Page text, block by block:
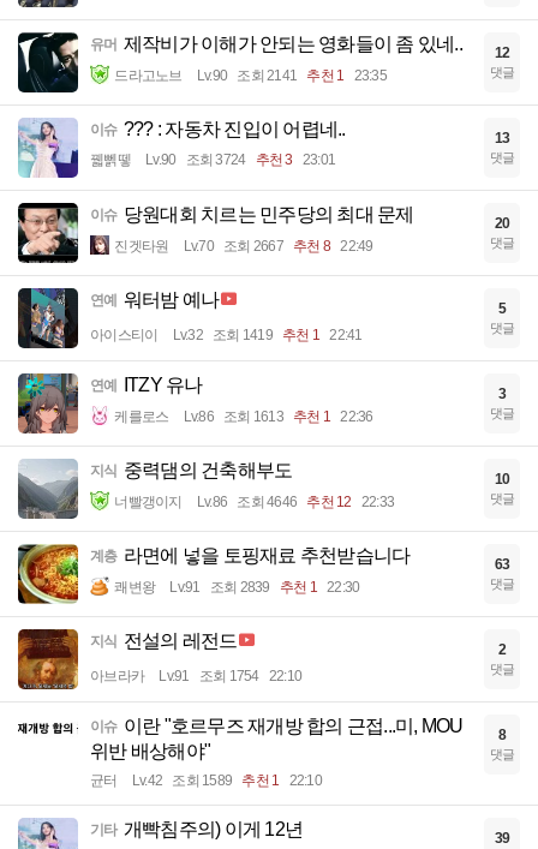
유머 제작비가 이해가 안되는 영화들이 좀 있네..
드라고노브 Lv.90 조회 2141 추천 1 23:35
12
댓글
이슈 ??? : 자동차 진입이 어렵네..
꿻뻵뗗 Lv.90 조회 3724 추천 3 23:01
13
댓글
이슈 당원대회 치르는 민주당의 최대 문제
진겟타원 Lv.70 조회 2667 추천 8 22:49
20
댓글
연예 워터밤 예나
아이스티이 Lv.32 조회 1419 추천 1 22:41
5
댓글
연예 ITZY 유나
케를로스 Lv.86 조회 1613 추천 1 22:36
3
댓글
지식 중력댐의 건축해부도
너빨갱이지 Lv.86 조회 4646 추천 12 22:33
10
댓글
계층 라면에 넣을 토핑재료 추천받습니다
쾌변왕 Lv.91 조회 2839 추천 1 22:30
63
댓글
지식 전설의 레전드
아브라카 Lv.91 조회 1754 22:10
2
댓글
이슈 이란 "호르무즈 재개방 합의 근접...미, MOU
위반 배상해야"
균터 Lv.42 조회 1589 추천 1 22:10
8
댓글
기타 개빡침주의) 이게 12년 39